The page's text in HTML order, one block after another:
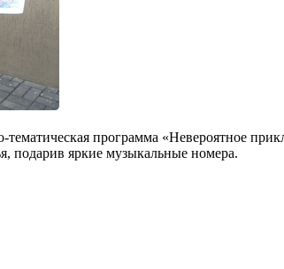
тематическая программа «Невероятное
подарив яркие музыкальные номера.